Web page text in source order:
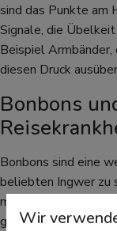
sind das Punkte am
Signale, die
Beispiel
diesen Druck
Bonbons
Bonbons sind eine
beliebten Ingwer zu
manchen generell;
gegen
Wir